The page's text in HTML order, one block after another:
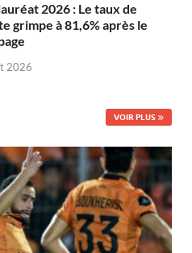
2026 : Le taux de
grimpe à 81,6% après le
2026
VOIR PLUS